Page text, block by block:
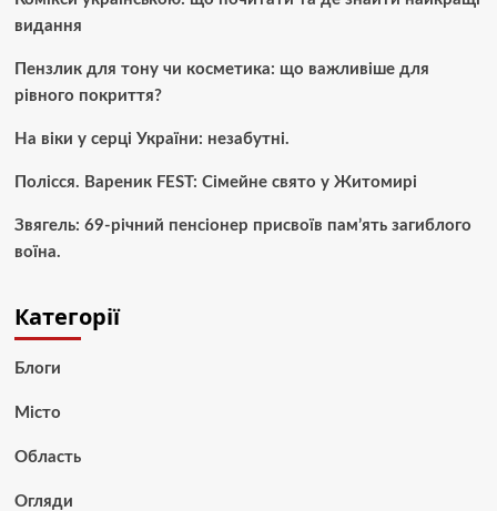
видання
Пензлик для тону чи косметика: що важливіше для
рівного покриття?
На віки у серці України: незабутні.
Полісся. Вареник FEST: Сімейне свято у Житомирі
Звягель: 69-річний пенсіонер присвоїв пам’ять загиблого
воїна.
Категорії
Блоги
Місто
Область
Огляди